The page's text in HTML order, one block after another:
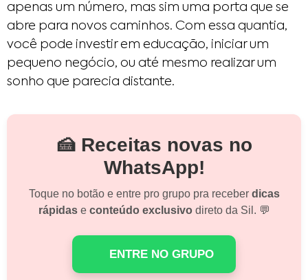
apenas um número, mas sim uma porta que se
abre para novos caminhos. Com essa quantia,
você pode investir em educação, iniciar um
pequeno negócio, ou até mesmo realizar um
sonho que parecia distante.
🍰 Receitas novas no
WhatsApp!
Toque no botão e entre pro grupo pra receber dicas
rápidase conteúdo exclusivodireto da Sil. 💬
ENTRE NO GRUPO